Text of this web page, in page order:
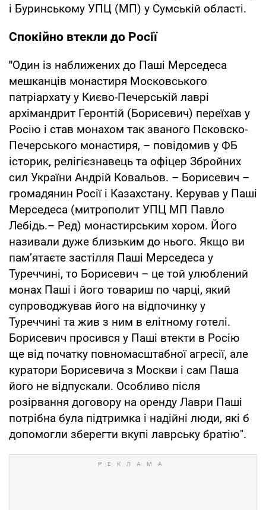
і Буринському УПЦ (МП) у Сумській області.
Спокійно втекли до Росії
"Один із наближених до Паші Мерседеса
мешканців монастиря Московського
патріархату у Києво-Печерській лаврі
архімандрит Геронтій (Борисевич) переїхав у
Росію і став монахом так званого Псковско-
Печерського монастиря, – повідомив у ФБ
історик, релігієзнавець та офіцер Збройних
сил України Андрій Ковальов. – Борисевич –
громадянин Росії і Казахстану. Керував у Паші
Мерседеса (митрополит УПЦ МП Павло
Лебідь.– Ред) монастирським хором. Його
називали дуже близьким до нього. Якщо ви
пам’ятаєте застілля Паші Мерседеса у
Туреччині, то Борисевич – це той улюблений
монах Паші і його товариш по чарці, який
супроводжував його на відпочинку у
Туреччині та жив з ним в елітному готелі.
Борисевич просився у Паші втекти в Росію
ще від початку повномасштабної агресії, але
куратори Борисевича з Москви і сам Паша
його не відпускали. Особливо після
розірвання договору на оренду Лаври Паші
потрібна була підтримка і надійні люди, які б
допомогли зберегти вкупі лаврську братію".